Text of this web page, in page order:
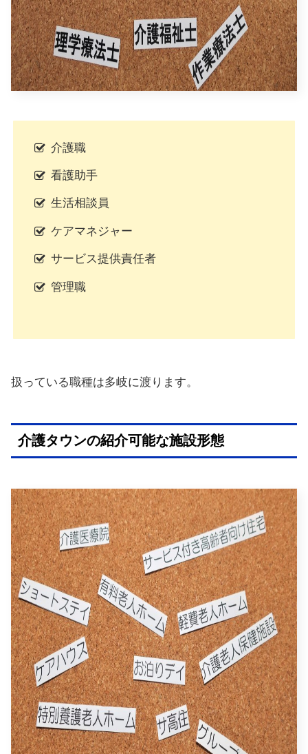
介護職
看護助手
生活相談員
ケアマネジャー
サービス提供責任者
管理職
扱っている職種は多岐に渡ります。
介護タウンの紹介可能な施設形態